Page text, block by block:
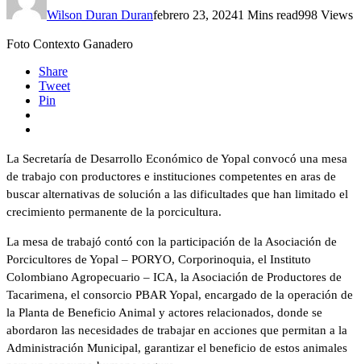
Wilson Duran Duranfebrero 23, 20241 Mins read998 Views
Foto Contexto Ganadero
Share
Tweet
Pin
La Secretaría de Desarrollo Económico de Yopal convocó una mesa
de trabajo con productores e instituciones competentes en aras de
buscar alternativas de solución a las dificultades que han limitado el
crecimiento permanente de la porcicultura.
La mesa de trabajó contó con la participación de la Asociación de
Porcicultores de Yopal – PORYO, Corporinoquia, el Instituto
Colombiano Agropecuario – ICA, la Asociación de Productores de
Tacarimena, el consorcio PBAR Yopal, encargado de la operación de
la Planta de Beneficio Animal y actores relacionados, donde se
abordaron las necesidades de trabajar en acciones que permitan a la
Administración Municipal, garantizar el beneficio de estos animales